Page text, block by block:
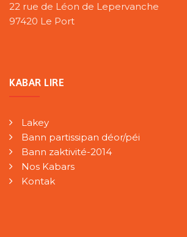
22 rue de Léon de Lepervanche
97420 Le Port
KABAR LIRE
Lakey
Bann partissipan déor/péi
Bann zaktivité-2014
Nos Kabars
Kontak